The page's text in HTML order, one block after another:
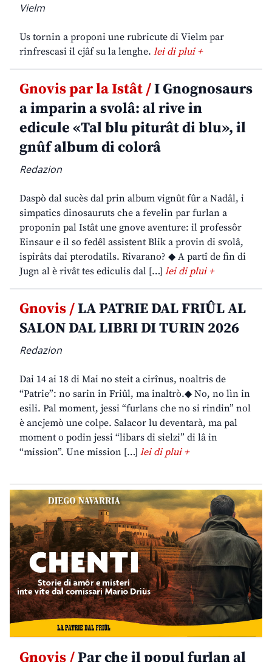
Vielm
Us tornin a proponi une rubricute di Vielm par
rinfrescasi il cjâf su la lenghe. lei di plui +
Gnovis par la Istât /I Gnognosaurs
a imparin a svolâ: al rive in
edicule «Tal blu piturât di blu», il
gnûf album di colorâ
Redazion
Daspò dal sucès dal prin album vignût fûr a Nadâl, i
simpatics dinosauruts che a fevelin par furlan a
proponin pal Istât une gnove aventure: il professôr
Einsaur e il so fedêl assistent Blik a provin di svolâ,
ispirâts dai pterodatils. Rivarano? ◆ A partî de fin di
Jugn al è rivât tes ediculis dal […] lei di plui +
Gnovis /LA PATRIE DAL FRIÛL AL
SALON DAL LIBRI DI TURIN 2026
Redazion
Dai 14 ai 18 di Mai no steit a cirînus, noaltris de
“Patrie”: no sarin in Friûl, ma inaltrò.◆ No, no lìn in
esili. Pal moment, jessi “furlans che no si rindin” nol
è ancjemò une colpe. Salacor lu deventarà, ma pal
moment o podin jessi “libars di sielzi” di lâ in
“mission”. Une mission […] lei di plui +
Gnovis /Par che il popul furlan al